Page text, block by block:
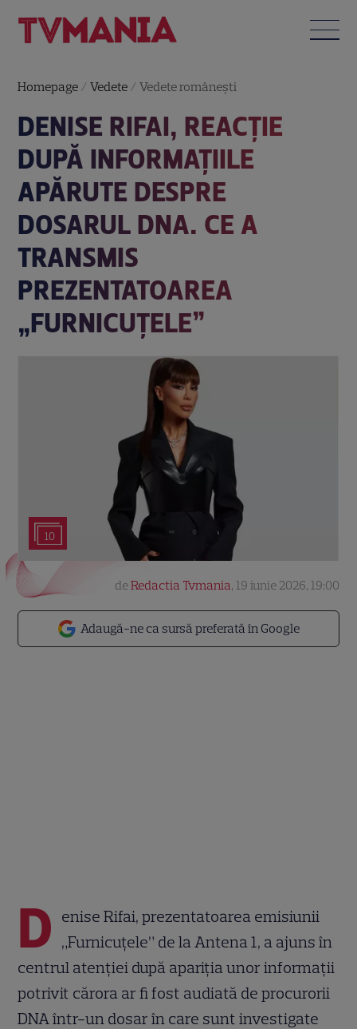
Homepage /Vedete /Vedete româneşti
DENISE RIFAI, REACȚIE
DUPĂ INFORMAȚIILE
APĂRUTE DESPRE
DOSARUL DNA. CE A
TRANSMIS
PREZENTATOAREA
„FURNICUȚELE”
10
Adaugă-ne ca sursă preferată în Google
deRedactia Tvmania, 19 iunie 2026, 19:00
D enise Rifai, prezentatoarea emisiunii
„Furnicuțele” de la Antena 1, a ajuns în
centrul atenției după apariția unor informații
potrivit cărora ar fi fost audiată de procurorii
DNA într-un dosar în care sunt investigate